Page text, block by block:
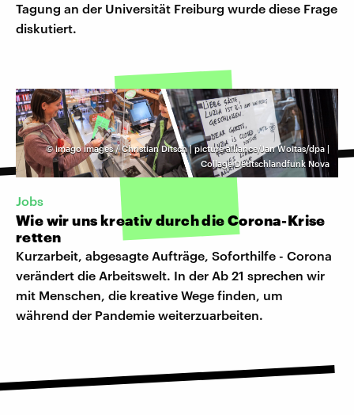
Tagung an der Universität Freiburg wurde diese Frage
diskutiert.
©imago images / Christian Ditsch | picture alliance/Jan Woitas/dpa |
Collage Deutschlandfunk Nova
Jobs
Wie wir uns kreativ durch die Corona-Krise
retten
Kurzarbeit, abgesagte Aufträge, Soforthilfe - Corona
verändert die Arbeitswelt. In der Ab 21 sprechen wir
mit Menschen, die kreative Wege finden, um
während der Pandemie weiterzuarbeiten.